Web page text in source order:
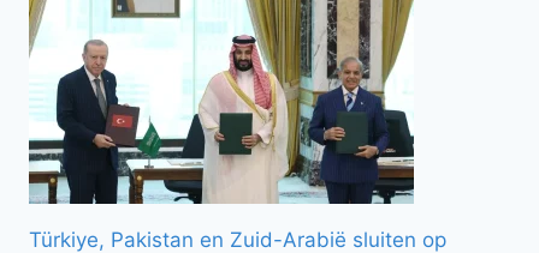
Türkiye, Pakistan en Zuid-Arabië sluiten op